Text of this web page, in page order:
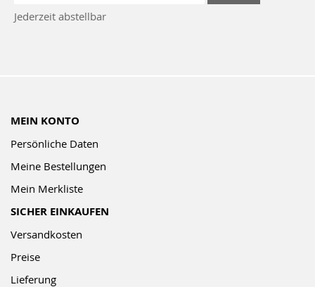
Newsletter:
Jederzeit abstellbar
MEIN KONTO
Persönliche Daten
Meine Bestellungen
Mein Merkliste
SICHER EINKAUFEN
Versandkosten
Preise
Lieferung